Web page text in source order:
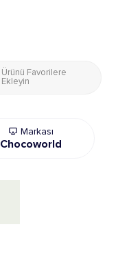
Ürünü Favorilere
Ekleyin
Markası
Chocoworld